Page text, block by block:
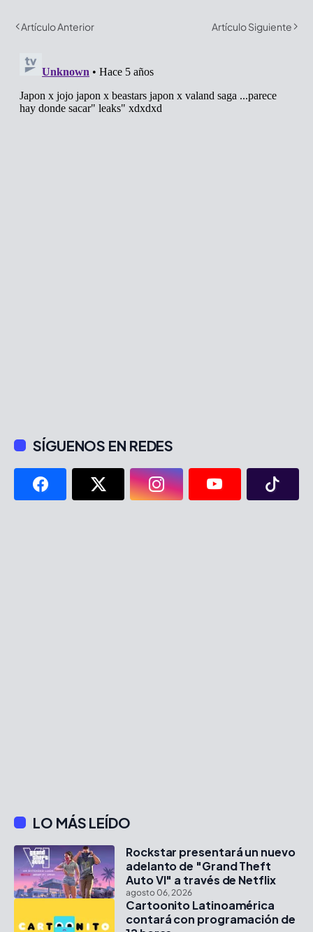
Artículo Anterior Artículo Siguiente
SÍGUENOS EN REDES
LO MÁS LEÍDO
Rockstar presentará un nuevo
adelanto de "Grand Theft
Auto VI" a través de Netflix
agosto 06, 2026
Cartoonito Latinoamérica
contará con programación de